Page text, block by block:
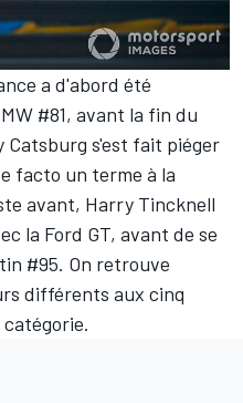
a d'abord été
#81, avant la fin du
s'est fait piéger
facto un terme à la
avant, Harry Tincknell
la Ford GT, avant de se
#95. On retrouve
différents aux cinq